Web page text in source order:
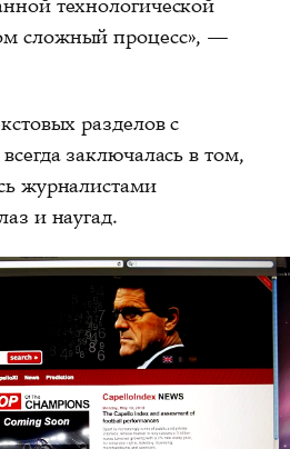
сложный процесс», —
разделов с
заключалась в том,
журналистами
и наугад.